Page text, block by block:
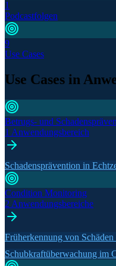
1
Podcastfolgen
9
Use Cases
Use Cases in
Betrugs- und
1 Anwendungsbereich
Schadensprävention in
Condition Monitoring
2 Anwendungsbereiche
Früherkennung von
Schubkraftüberwachung im